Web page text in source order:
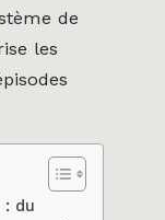
de
les
du